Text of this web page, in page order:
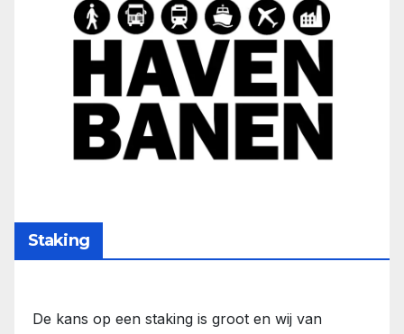
Staking
De kans op een staking is groot en wij van